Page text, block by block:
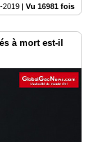
2019 Vu 16981 fois
à mort est-il